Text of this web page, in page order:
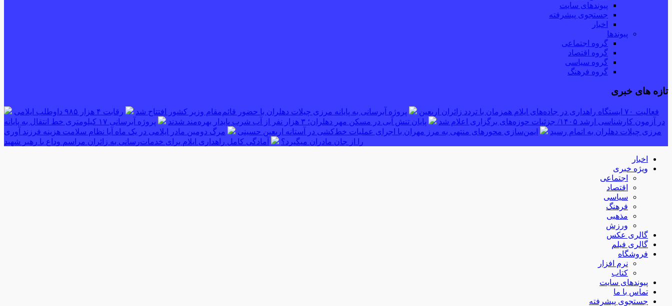
پیوندهای سایت
جستجوی پیشرفته
اخبار
پیوندها
گروه اجتماعی
گروه اقتصاد
گروه سیاسی
گروه فرهنگ
تازه های خبری
فعالیت ۷۰ ایستگاه راهداری در جاده‌های ایلام همزمان با تردد زائران اربعین پروژه آبرسانی به پایانه مرزی چیلات دهلران با حضور قائم‌مقام وزیر کشور افتتاح شد
رقابت ۴ هزار ۹۸۵ داوطلب ایلامی
در آزمون کارشناسی ارشد ۱۴۰۵/ جزئیات حوزه‌های برگزاری اعلام شد
پایان تنش آبی در مسکن مهر دهلران؛ ۳ هزار نفر از آب شرب پایدار بهره‌مند شدند
پروژه آبرسانی ۱۷ کیلومتری خط انتقال به پایانه
مرزی چیلات دهلران به اتمام رسید
ایمن‌سازی محورهای منتهی به مرز مهران با اجرای عملیات خط‌کشی در آستانه اربعین حسینی
مرگ دومین مادر ایلامی در یک ماه آیا نظام سلامت هزینه فرزند آوری
را از جان مادران میگیرد؟
آمادگی کامل راهداری ایلام برای خدمات‌رسانی به زائران مراسم وداع با رهبر شهید
اخبار
ویژه خبری
اجتماعی
اقتصاد
سیاسی
فرهنگ
مذهبی
ورزش
گالری عکس
گالری فیلم
فروشگاه
نرم افزار
کتاب
پیوندهای سایت
تماس با ما
جستجوی پیشرفته